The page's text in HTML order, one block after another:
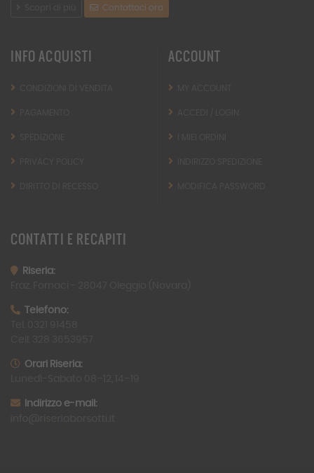
Contattaci ora
INFO ACQUISTI ACCOUNT
CONTATTI E RECAPITI
Riseria:
Telefono:
Orari Riseria:
Indirizzo e-mail: